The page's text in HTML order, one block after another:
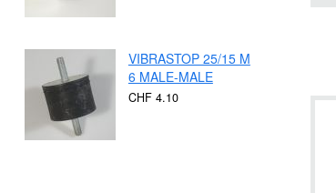
VIBRASTOP 25/15 M
6 MALE-MALE
CHF 4.10